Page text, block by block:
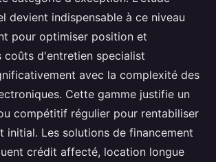
devient indispensable à ce niveau
pour optimiser position et
coûts d'entretien specialist
avec la complexité des
Cette gamme justifie un
compétitif régulier pour rentabiliser
initial. Les solutions de financement
crédit affecté, location longue